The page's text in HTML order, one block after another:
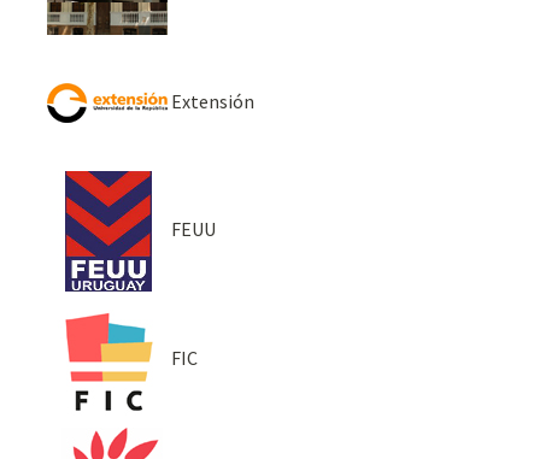
Extensión
FEUU
FIC